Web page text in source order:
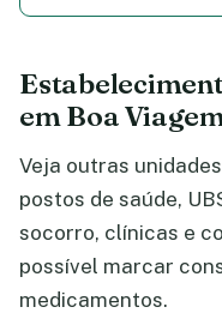
em Boa
Veja outras
postos de saúde,
socorro, clínicas e
possível marcar
medicamentos.